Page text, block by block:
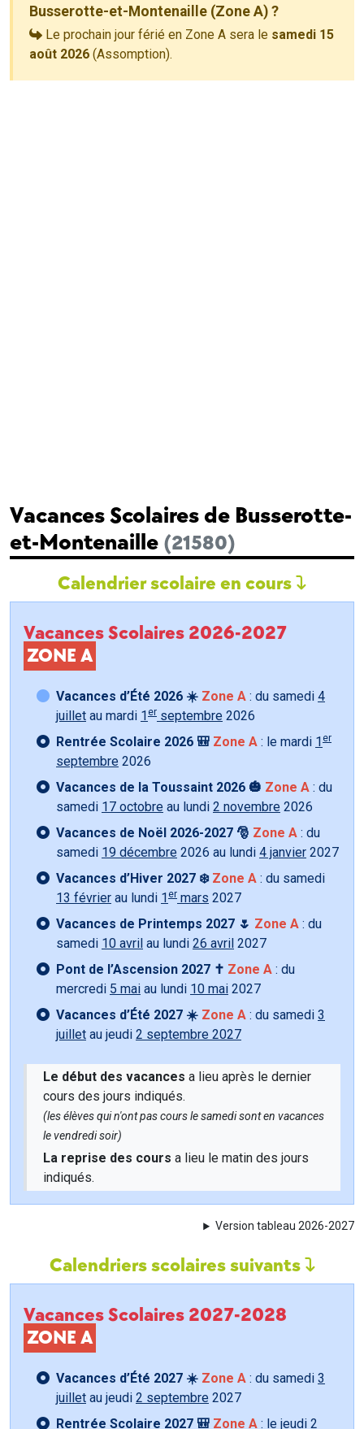
Busserotte-et-Montenaille (Zone A) ?
Le prochain jour férié en Zone A sera le samedi 15
août 2026 (Assomption).
Vacances Scolaires de Busserotte-
et-Montenaille (21580)
Calendrier scolaire en cours
Vacances Scolaires 2026-2027
ZONE A
Vacances d’Été 2026 ☀️ Zone A : du samedi 4
juillet au mardi 1 er septembre 2026
Rentrée Scolaire 2026 🎒 Zone A : le mardi 1 er
septembre 2026
Vacances de la Toussaint 2026 🎃 Zone A : du
samedi 17 octobre au lundi 2 novembre 2026
Vacances de Noël 2026-2027 🎅 Zone A : du
samedi 19 décembre 2026 au lundi 4 janvier 2027
Vacances d’Hiver 2027 ❄️ Zone A : du samedi
13 février au lundi 1 er mars 2027
Vacances de Printemps 2027 🌷 Zone A : du
samedi 10 avril au lundi 26 avril 2027
Pont de l’Ascension 2027 ✝️ Zone A : du
mercredi 5 mai au lundi 10 mai 2027
Vacances d’Été 2027 ☀️ Zone A : du samedi 3
juillet au jeudi 2 septembre 2027
Le début des vacances a lieu après le dernier
cours des jours indiqués.
(les élèves qui n'ont pas cours le samedi sont en vacances
le vendredi soir)
La reprise des cours a lieu le matin des jours
indiqués.
Version tableau 2026-2027
Calendriers scolaires suivants
Vacances Scolaires 2027-2028
ZONE A
Vacances d’Été 2027 ☀️ Zone A : du samedi 3
juillet au jeudi 2 septembre 2027
Rentrée Scolaire 2027 🎒 Zone A : le jeudi 2